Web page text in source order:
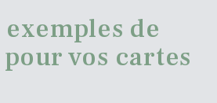
de
pour vos cartes